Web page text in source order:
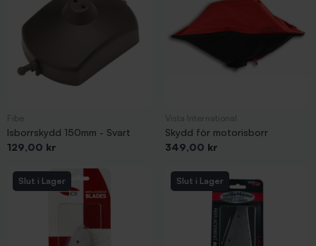
Isborrskydd 150mm - Svart
Pris
129,00 kr
Skydd för motorisborr
Pris
349,00 kr
Slut i Lager Slut i Lager